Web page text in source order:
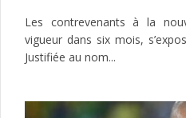
Les contrevenants à la
vigueur dans six mois,
Justifiée au nom...